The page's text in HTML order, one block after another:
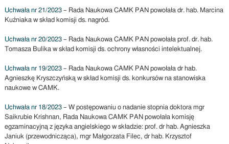
Uchwała nr 21/2023– Rada Naukowa CAMK PAN powołała dr. hab. Marcina
Kuźniaka w skład komisji ds. nagród.
Uchwała nr 20/2023– Rada Naukowa CAMK PAN powołała prof. dr. hab.
Tomasza Bulika w skład komisji ds. ochrony własności intelektualnej.
Uchwała nr 19/2023– Rada Naukowa CAMK PAN powołała dr hab.
Agnieszkę Kryszczyńską w skład komisji ds. konkursów na stanowiska
naukowe w CAMK.
Uchwała nr 18/2023– W postępowaniu o nadanie stopnia doktora mgr
Saikrubie Krishnan, Rada Naukowa CAMK PAN powołała komisję
egzaminacyjną z języka angielskiego w składzie: prof. dr hab. Agnieszka
Janiuk (przewodnicząca), mgr Małgorzata Filec, dr hab. Krzysztof